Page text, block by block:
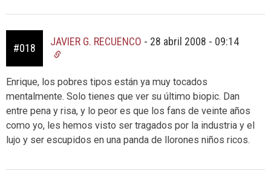
#018
JAVIER G. RECUENCO - 28 abril 2008 - 09:14
Enrique, los pobres tipos están ya muy tocados
mentalmente. Solo tienes que ver su último biopic. Dan
entre pena y risa, y lo peor es que los fans de veinte años
como yo, les hemos visto ser tragados por la industria y el
lujo y ser escupidos en una panda de llorones niños ricos.